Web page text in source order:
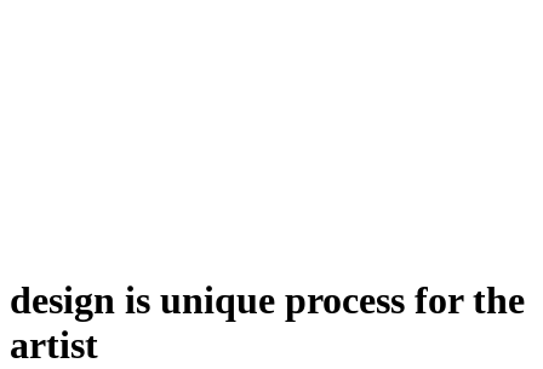
design is unique process for the
artist